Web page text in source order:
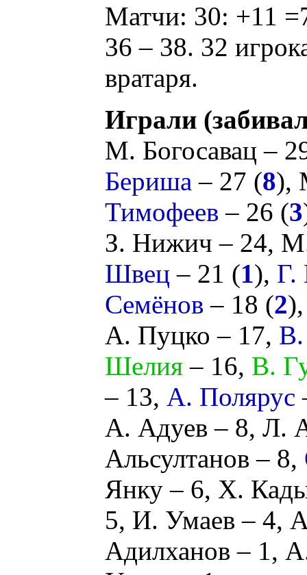
Матчи: 30: +11
36 – 38. 32
вратаря.
Играли
М. Богосавац –
Бериша – 27 (8),
Тимофеев – 26 (3
З. Нижич – 24,
Швец – 21 (1), Г.
Семёнов – 18 (2
А. Пуцко – 17, В.
Шелия– 16, В.
– 13, А. Полярус
А. Адуев – 8, Л.
Альсултанов – 8,
Янку– 6, Х.
5, И. Умаев – 4,
Адилханов – 1,